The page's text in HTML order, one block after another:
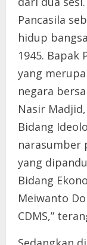
Pancasila
hidup
1945. Bapak
yang
negara
Nasir
Bidang
narasumber
yang
Bidang
Meiwanto
CDMS,”